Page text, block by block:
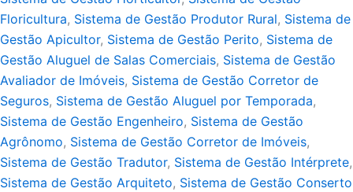
Floricultura, Sistema de Gestão Produtor Rural, Sistema de
Gestão Apicultor, Sistema de Gestão Perito, Sistema de
Gestão Aluguel de Salas Comerciais, Sistema de Gestão
Avaliador de Imóveis, Sistema de Gestão Corretor de
Seguros, Sistema de Gestão Aluguel por Temporada,
Sistema de Gestão Engenheiro, Sistema de Gestão
Agrônomo, Sistema de Gestão Corretor de Imóveis,
Sistema de Gestão Tradutor, Sistema de Gestão Intérprete,
Sistema de Gestão Arquiteto, Sistema de Gestão Conserto